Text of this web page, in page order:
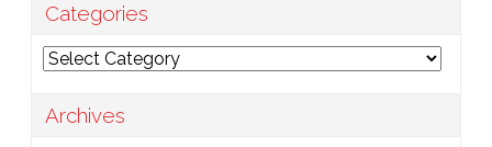
Categories
Categories
Archives